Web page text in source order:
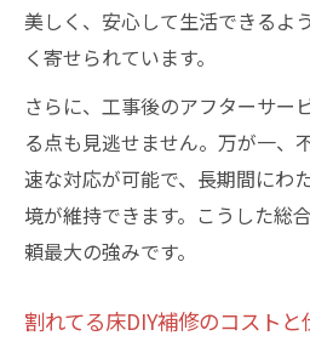
美しく、安心して生活できるよ
く寄せられています。
さらに、工事後のアフターサー
る点も見逃せません。万が一、
速な対応が可能で、長期間にわ
境が維持できます。こうした総
頼最大の強みです。
割れてる床DIY補修のコスト